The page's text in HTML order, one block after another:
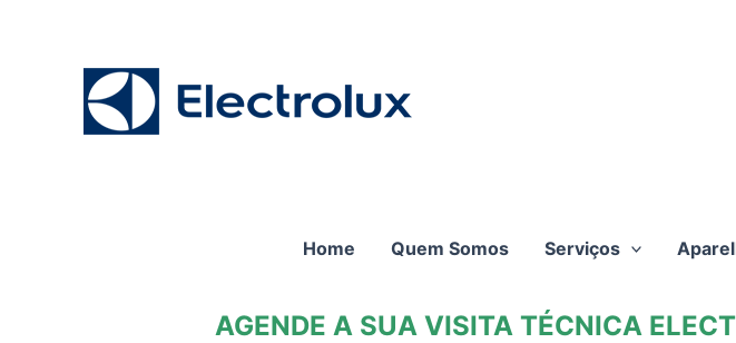
Home Quem Somos Serviços
AGENDE A SUA VISITA TÉCNICA